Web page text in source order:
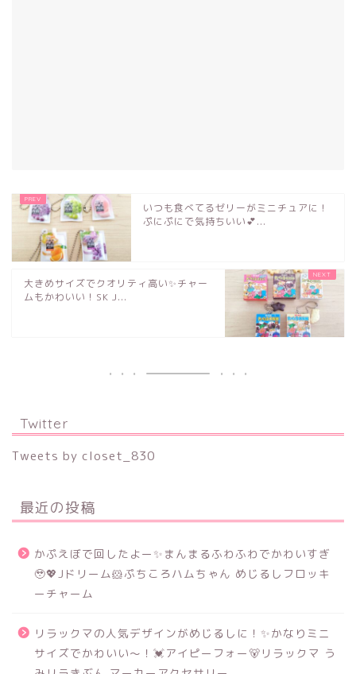
いつも食べてるゼリーがミニチュアに！
ぷにぷにで気持ちいい💕...
大きめサイズでクオリティ高い✨チャー
ムもかわいい！SK J...
Twitter
Tweets by closet_830
最近の投稿
かぷえぼで回したよー✨まんまるふわふわでかわいすぎ
🥹💖Jドリーム🐹ぷちころハムちゃん めじるしフロッキ
ーチャーム
リラックマの人気デザインがめじるしに！✨かなりミニ
サイズでかわいい～！💓アイピーフォー🐻リラックマ う